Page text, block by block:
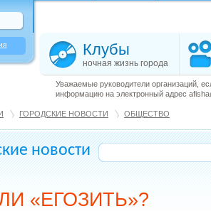
Клубы
ночная жизнь города
Уважаемые руководители организаций,
информацию на электронный адрес
ГОРОДСКИЕ НОВОСТИ ОБЩЕСТВО
новости
«ЕГОЗИТЬ»?